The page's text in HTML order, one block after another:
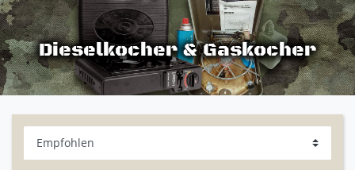
Dieselkocher & Gaskocher